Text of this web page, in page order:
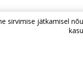
sirvimise jätkamisel